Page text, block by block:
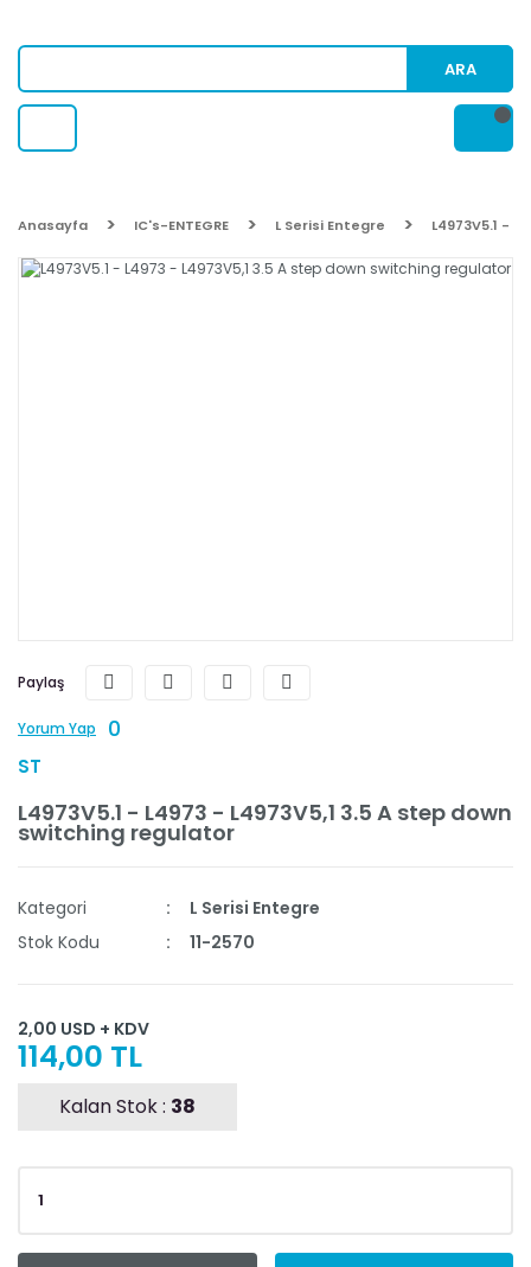
ARA
Anasayfa IC's-ENTEGRE L Serisi Entegre L4973V5.1 -
Paylaş
Yorum Yap 0
ST
L4973V5.1 - L4973 - L4973V5,1 3.5 A step down
switching regulator
Kategori
L Serisi Entegre
Stok Kodu
11-2570
2,00 USD + KDV
114,00 TL
Kalan Stok : 38